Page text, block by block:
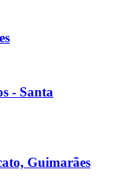
- Santa
Guimarães